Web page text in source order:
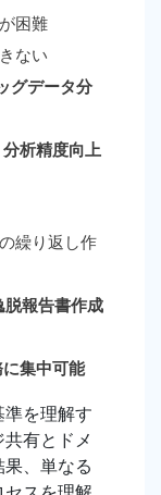
困難
ない
グデータ分
析精度向上
繰り返し作
報告書作成
集中可能
を理解す
有とドメ
、単なる